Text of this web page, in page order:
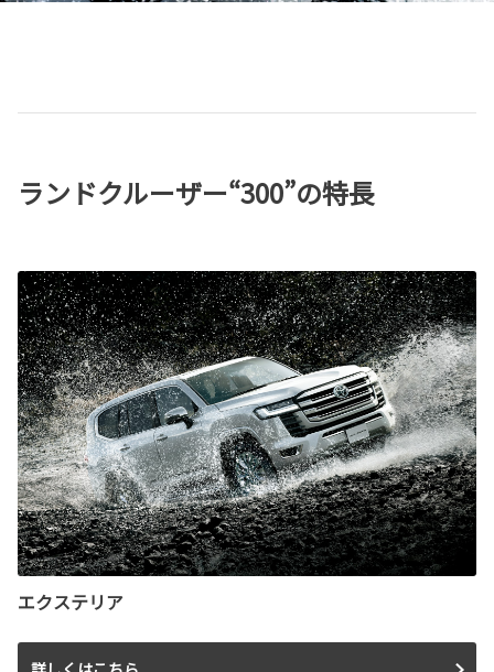
ランドクルーザー“300”の特長
エクステリア